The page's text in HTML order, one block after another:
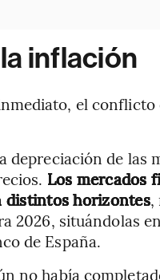
inflación
el
de las
Los mercados
distintos horizontes,
2026, situándolas
de España.
no había